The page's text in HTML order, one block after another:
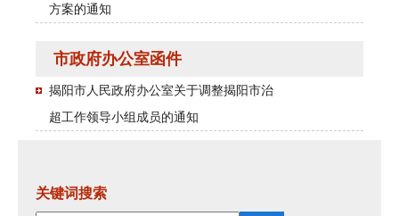
方案的通知
市政府办公室函件
揭阳市人民政府办公室关于调整揭阳市治
超工作领导小组成员的通知
关键词搜索